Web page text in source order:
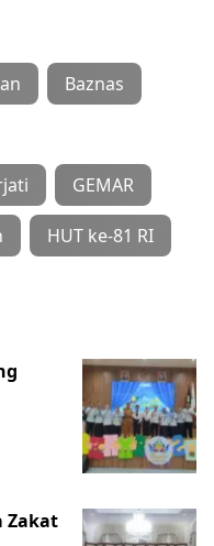
Baznas
GEMAR
HUT ke-81 RI
Zakat